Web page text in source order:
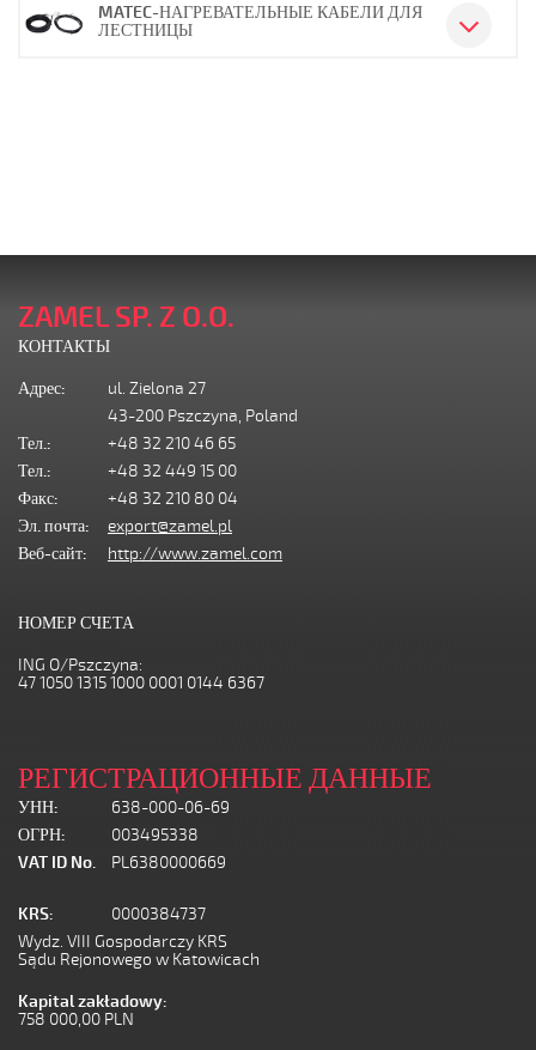
MATEC-НАГРЕВАТЕЛЬНЫЕ КАБЕЛИ ДЛЯ
ЛЕСТНИЦЫ
ZAMEL SP. Z O.O.
КОНТАКТЫ
Адрес:
ul. Zielona 27
43-200 Pszczyna, Poland
Тел.:
+48 32 210 46 65
Тел.:
+48 32 449 15 00
Факс:
+48 32 210 80 04
Эл. почта:
export@zamel.pl
Веб-сайт:
http://www.zamel.com
НОМЕР СЧЕТА
ING O/Pszczyna:
47 1050 1315 1000 0001 0144 6367
РЕГИСТРАЦИОННЫЕ ДАННЫЕ
УНН:
638-000-06-69
ОГРН:
003495338
VAT ID No.
PL6380000669
KRS:
0000384737
Wydz. VIII Gospodarczy KRS
Sądu Rejonowego w Katowicach
Kapital zakładowy:
758 000,00 PLN